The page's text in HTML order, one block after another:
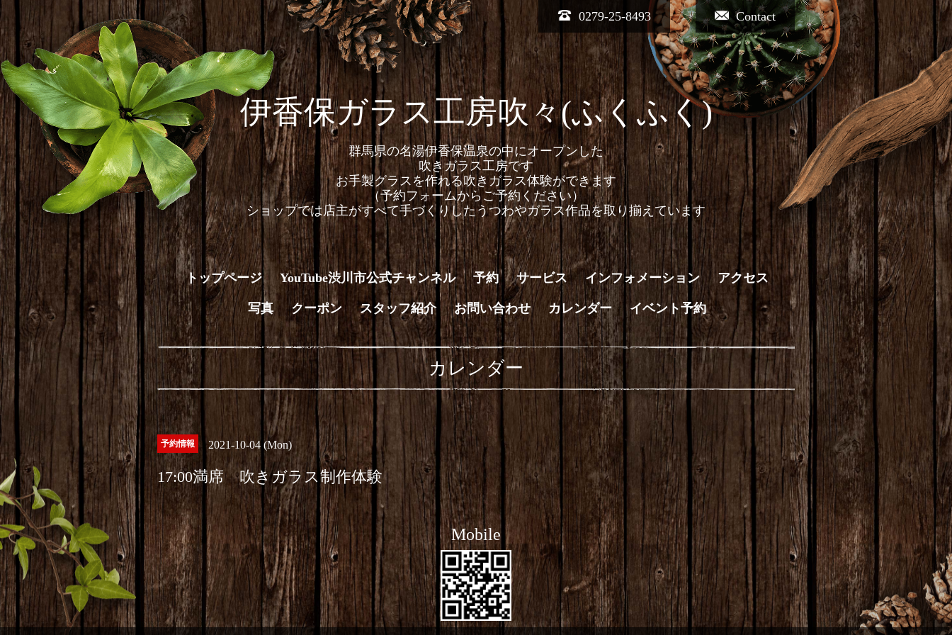
Contact
0279-25-8493
伊香保ガラス工房吹々(ふくふく)
群馬県の名湯伊香保温泉の中にオープンした
吹きガラス工房です
お手製グラスを作れる吹きガラス体験ができます
（予約フォームからご予約ください）
ショップでは店主がすべて手づくりしたうつわやガラス作品を取り揃えています
トップページ YouTube渋川市公式チャンネル 予約 サービス インフォメーション アクセス
写真 クーポン スタッフ紹介 お問い合わせ カレンダー イベント予約
カレンダー
予約情報 2021-10-04 (Mon)
17:00満席 吹きガラス制作体験
Mobile